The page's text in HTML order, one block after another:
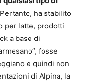
ha stabilito
per latte, prodotti
a base di
fosse
e quindi non
di Alpina, la